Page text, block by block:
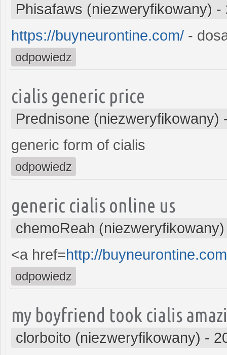
Phisafaws (niezweryfikowany) -
https://buyneurontine.com/ -
odpowiedz
cialis generic price
Prednisone (niezweryfikowany)
generic form of cialis
odpowiedz
generic cialis online us
chemoReah (niezweryfikowany)
<a href=http://
odpowiedz
my boyfriend took cialis
clorboito (niezweryfikowany) -